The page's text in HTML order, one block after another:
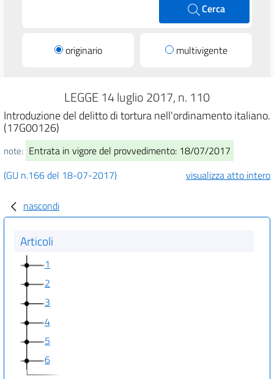
Cerca
originario multivigente
LEGGE 14 luglio 2017, n. 110
Introduzione del delitto di tortura nell'ordinamento italiano.
(17G00126)
note: Entrata in vigore del provvedimento: 18/07/2017
(GU n.166 del 18-07-2017)
visualizza atto intero
nascondi
Articoli
1
2
3
4
5
6